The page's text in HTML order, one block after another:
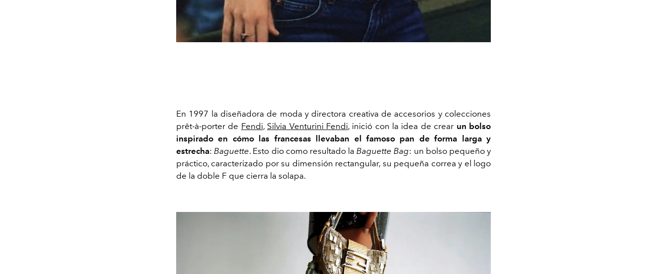
En 1997 la diseñadora de moda y directora creativa de accesorios y colecciones
prêt-à-porter de Fendi, Silvia Venturini Fendi, inició con la idea de crear un bolso
inspirado en cómo las francesas llevaban el famoso pan de forma larga y
estrecha:Baguette. Esto dio como resultado laBaguette Bag: un bolso pequeño y
práctico, caracterizado por su dimensión rectangular, su pequeña correa y el logo
de la doble F que cierra la solapa.